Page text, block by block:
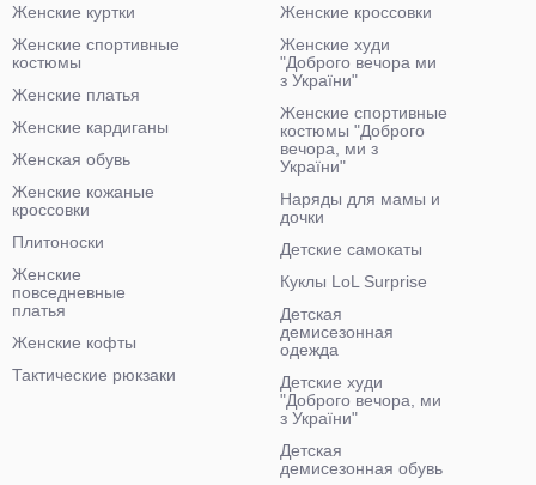
Женские куртки
Женские спортивные
костюмы
Женские платья
Женские кардиганы
Женская обувь
Женские кожаные
кроссовки
Плитоноски
Женские
повседневные
платья
Женские кофты
Тактические рюкзаки
Женские кроссовки
Женские худи
"Доброго вечора ми
з України"
Женские спортивные
костюмы "Доброго
вечора, ми з
України"
Наряды для мамы и
дочки
Детские самокаты
Куклы LoL Surprise
Детская
демисезонная
одежда
Детские худи
"Доброго вечора, ми
з України"
Детская
демисезонная обувь